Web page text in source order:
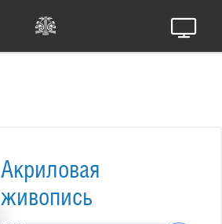
Акриловая
живопись